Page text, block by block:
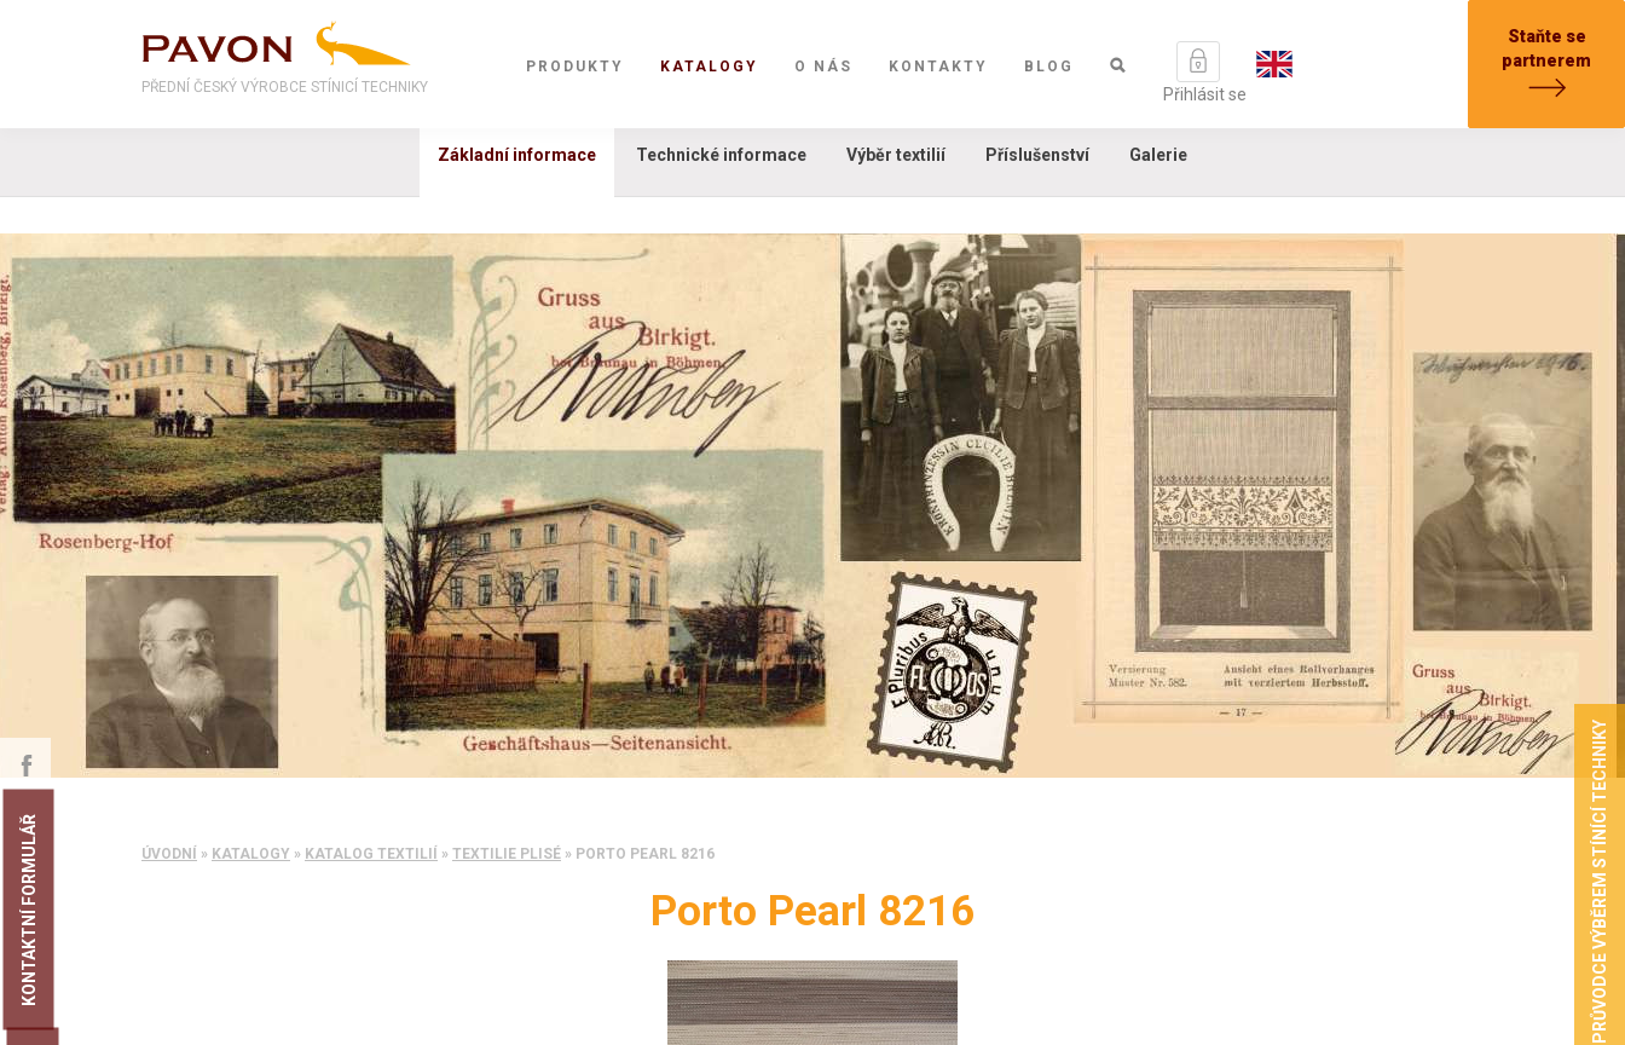
Staňte se
partnerem
PŘEDNÍ ČESKÝ VÝROBCE STÍNICÍ TECHNIKY
PRODUKTY KATALOGY O NÁS KONTAKTY BLOG
Přihlásit se
Základní informace Technické informace Výběr textilií Příslušenství Galerie
ÚVODNÍ » KATALOGY » KATALOG TEXTILIÍ » TEXTILIE PLISÉ » PORTO PEARL 8216
Porto Pearl 8216
KONTAKTNÍ FORMULÁŘ PRŮVODCE VÝBĚREM STÍNÍCÍ TECHNIKY